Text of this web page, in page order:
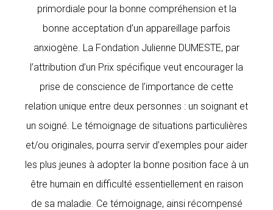
primordiale pour la bonne compréhension et la
bonne acceptation d’un appareillage parfois
anxiogène. La Fondation Julienne DUMESTE, par
l’attribution d’un Prix spécifique veut encourager la
prise de conscience de l’importance de cette
relation unique entre deux personnes : un soignant et
un soigné. Le témoignage de situations particulières
et/ou originales, pourra servir d’exemples pour aider
les plus jeunes à adopter la bonne position face à un
être humain en difficulté essentiellement en raison
de sa maladie. Ce témoignage, ainsi récompensé